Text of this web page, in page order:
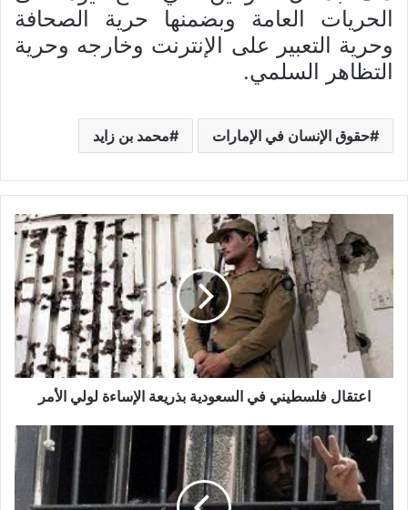
الحريات العامة وبضمنها حرية الصحافة
وحرية التعبير على الإنترنت وخارجه وحرية
التظاهر السلمي.
حقوق الإنسان في الإمارات محمد بن زايد
اعتقال فلسطيني في السعودية بذريعة الإساءة لولي الأمر